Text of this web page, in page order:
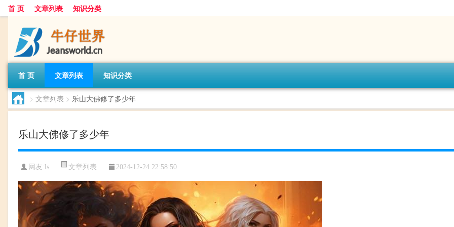
首 页 文章列表 知识分类
首 页 文章列表 知识分类
> 文章列表 > 乐山大佛修了多少年
乐山大佛修了多少年
网友: ls 文章列表 2024-12-24 22:58:50